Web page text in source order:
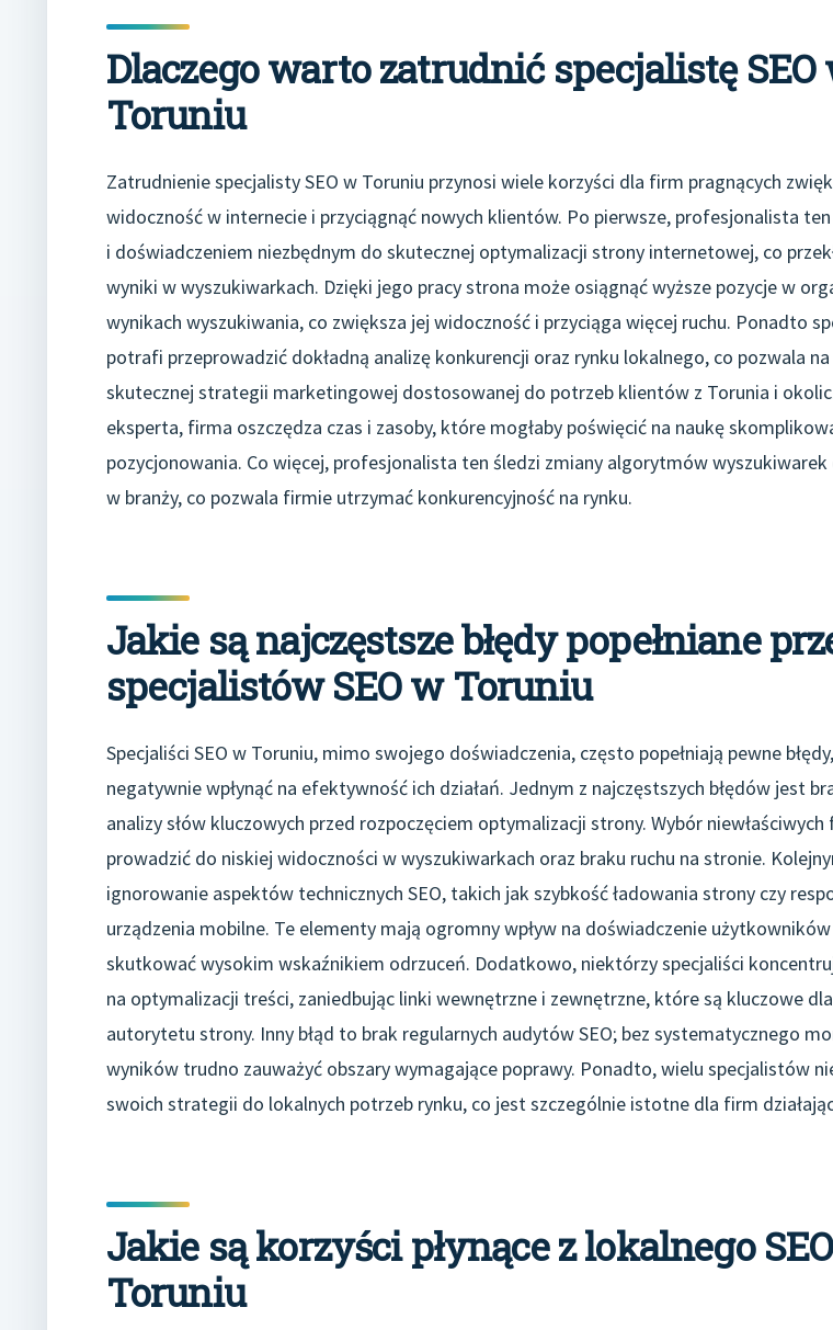
Dlaczego warto zatrudnić specjalistę SEO
Toruniu
Zatrudnienie specjalisty SEO w Toruniu przynosi wiele korzyści dla firm pragnących
widoczność w internecie i przyciągnąć nowych klientów. Po pierwsze, profesjonalista
i doświadczeniem niezbędnym do skutecznej optymalizacji strony internetowej, co
wyniki w wyszukiwarkach. Dzięki jego pracy strona może osiągnąć wyższe pozycje w
wynikach wyszukiwania, co zwiększa jej widoczność i przyciąga więcej ruchu. Ponadto
potrafi przeprowadzić dokładną analizę konkurencji oraz rynku lokalnego, co pozwala
skutecznej strategii marketingowej dostosowanej do potrzeb klientów z Torunia i
eksperta, firma oszczędza czas i zasoby, które mogłaby poświęcić na naukę
pozycjonowania. Co więcej, profesjonalista ten śledzi zmiany algorytmów
w branży, co pozwala firmie utrzymać konkurencyjność na rynku.
Jakie są najczęstsze błędy popełniane
specjalistów SEO w Toruniu
Specjaliści SEO w Toruniu, mimo swojego doświadczenia, często popełniają pewne
negatywnie wpłynąć na efektywność ich działań. Jednym z najczęstszych błędów jest
analizy słów kluczowych przed rozpoczęciem optymalizacji strony. Wybór
prowadzić do niskiej widoczności w wyszukiwarkach oraz braku ruchu na stronie.
ignorowanie aspektów technicznych SEO, takich jak szybkość ładowania strony czy
urządzenia mobilne. Te elementy mają ogromny wpływ na doświadczenie
skutkować wysokim wskaźnikiem odrzuceń. Dodatkowo, niektórzy specjaliści
na optymalizacji treści, zaniedbując linki wewnętrzne i zewnętrzne, które są kluczowe
autorytetu strony. Inny błąd to brak regularnych audytów SEO; bez systematycznego
wyników trudno zauważyć obszary wymagające poprawy. Ponadto, wielu specjalistów
swoich strategii do lokalnych potrzeb rynku, co jest szczególnie istotne dla firm
Jakie są korzyści płynące z lokalnego
Toruniu